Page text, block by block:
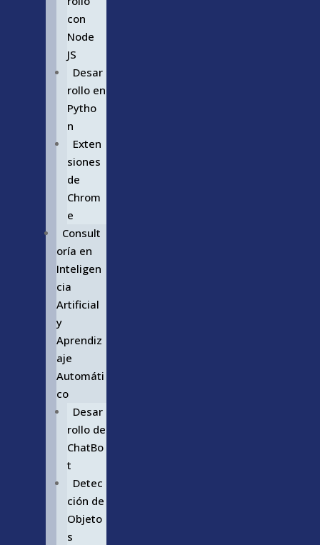
con
Node
JS
Desar
rollo en
Pytho
n
Exten
siones
de
Chrom
e
Consult
oría en
Inteligen
cia
Artificial
y
Aprendiz
aje
Automáti
co
Desar
rollo de
ChatBo
t
Detec
ción de
Objeto
s